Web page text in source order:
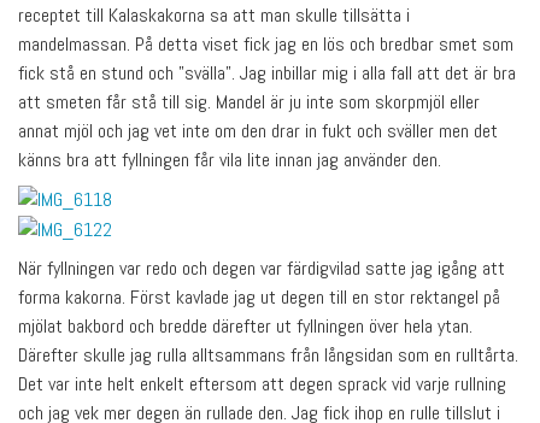
receptet till Kalaskakorna sa att man skulle tillsätta i
mandelmassan. På detta viset fick jag en lös och bredbar smet som
fick stå en stund och ”svälla”. Jag inbillar mig i alla fall att det är bra
att smeten får stå till sig. Mandel är ju inte som skorpmjöl eller
annat mjöl och jag vet inte om den drar in fukt och sväller men det
känns bra att fyllningen får vila lite innan jag använder den.
När fyllningen var redo och degen var färdigvilad satte jag igång att
forma kakorna. Först kavlade jag ut degen till en stor rektangel på
mjölat bakbord och bredde därefter ut fyllningen över hela ytan.
Därefter skulle jag rulla alltsammans från långsidan som en rulltårta.
Det var inte helt enkelt eftersom att degen sprack vid varje rullning
och jag vek mer degen än rullade den. Jag fick ihop en rulle tillslut i